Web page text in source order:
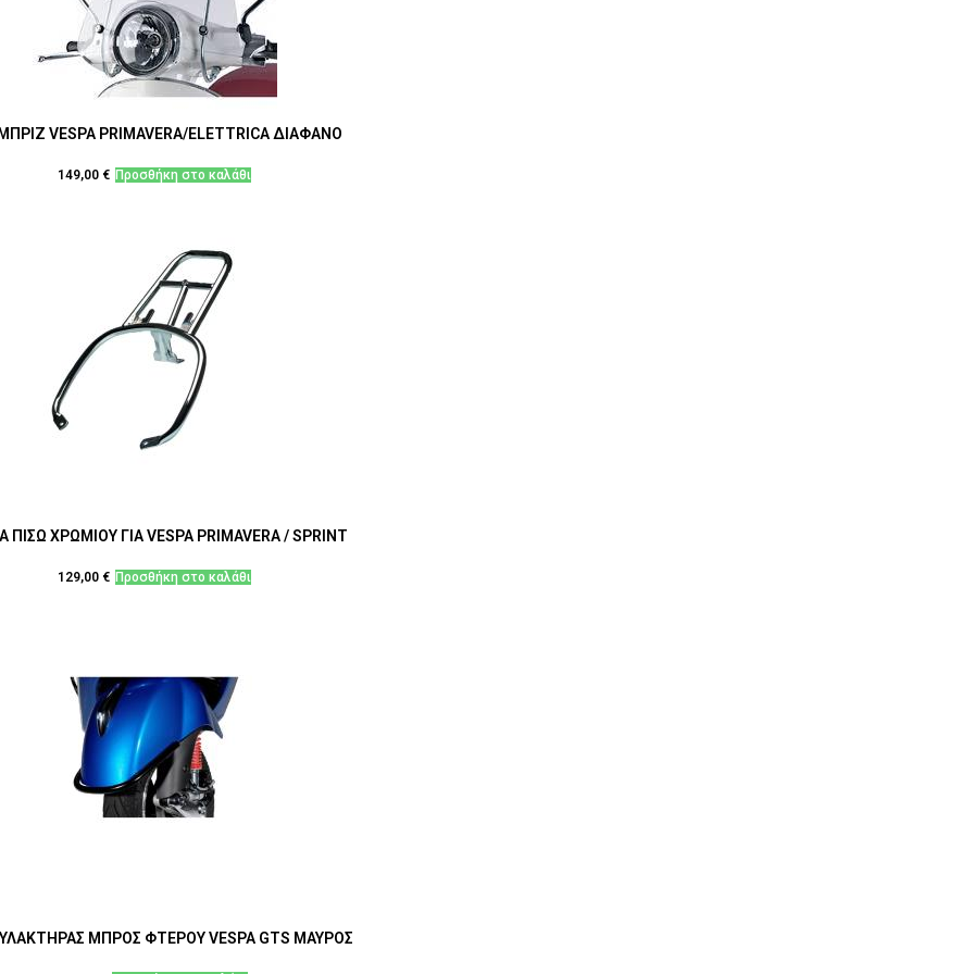
VESPA PRIMAVERA/ELETTRICA ΔΙΑΦΑΝΟ
149,00 € Προσθήκη στο καλάθι
ΠΙΣΩ ΧΡΩΜΙΟΥ ΓΙΑ VESPA PRIMAVERA / SPRINT
129,00 € Προσθήκη στο καλάθι
ΜΠΡΟΣ ΦΤΕΡΟΥ VESPA GTS ΜΑΥΡΟΣ